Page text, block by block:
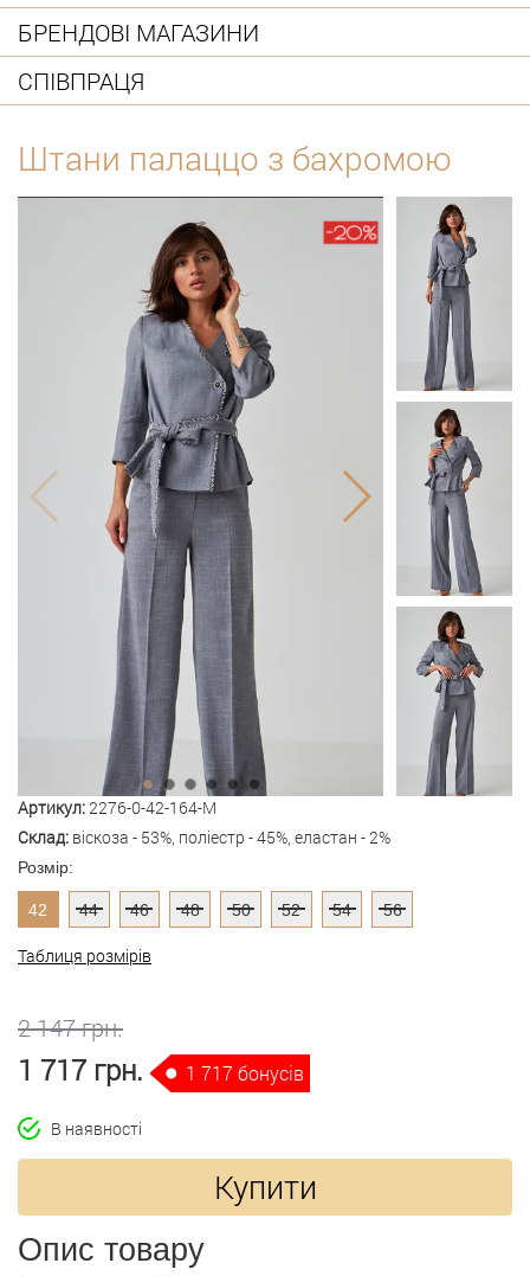
БРЕНДОВІ МАГАЗИНИ
СПІВПРАЦЯ
Штани палаццо з бахромою
Артикул:2276-0-42-164-M
Склад: віскоза - 53%, поліестр - 45%, еластан - 2%
Розмір:
42 44 46 48 50 52 54 56
Таблиця розмірів
2 147 грн.
1 717 грн. 1 717 бонусів
В наявності
Купити
Опис товару